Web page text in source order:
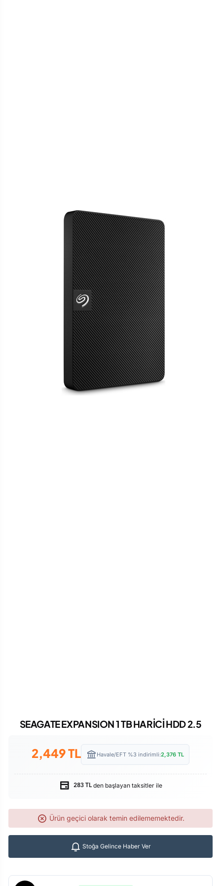
SEAGATE EXPANSION 1 TB HARİCİ HDD 2.5
2,449TL Havale/EFT %3 indirimli:2,376 TL
283 TLden başlayan taksitler ile
Ürün geçici olarak temin edilememektedir.
Stoğa Gelince Haber Ver